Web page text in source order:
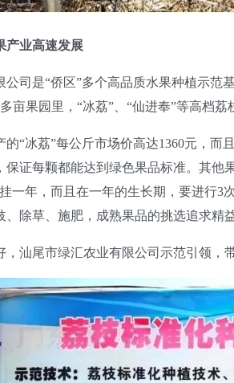
产业高速发展
公司是“侨区”多个高品质水果种植示
亩果园里，“冰荔”、“仙进奉”等高档
的“冰荔”每公斤市场价高达1360元，
保证每颗都能达到绿色果品标准。其他
一年，而且在一年的生长期，要进行3
、除草、施肥，成熟果品的挑选追求精
，汕尾市绿汇农业有限公司示范引领，